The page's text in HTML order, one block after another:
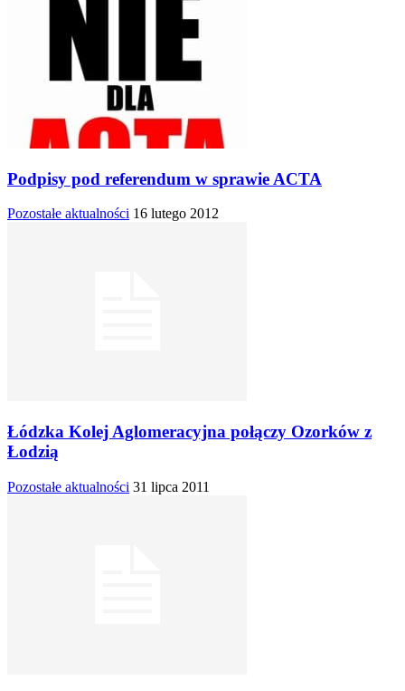
Podpisy pod referendum w sprawie ACTA
Pozostałe aktualności 16 lutego 2012
Łódzka Kolej Aglomeracyjna połączy Ozorków z
Łodzią
Pozostałe aktualności 31 lipca 2011